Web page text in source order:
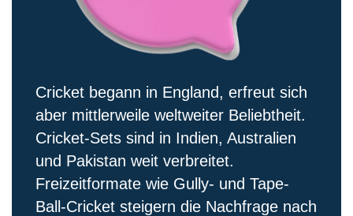
Cricket begann in England, erfreut sich
aber mittlerweile weltweiter Beliebtheit.
Cricket-Sets sind in Indien, Australien
und Pakistan weit verbreitet.
Freizeitformate wie Gully- und Tape-
Ball-Cricket steigern die Nachfrage nach